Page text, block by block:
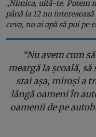
„Nimica, uită-te. Putem
până la 12 nu
ceva, nu ai apă să pui pe
“Nu avem cum
meargă la școală,
stai așa, miroși a
lângă oameni în
oamenii de pe